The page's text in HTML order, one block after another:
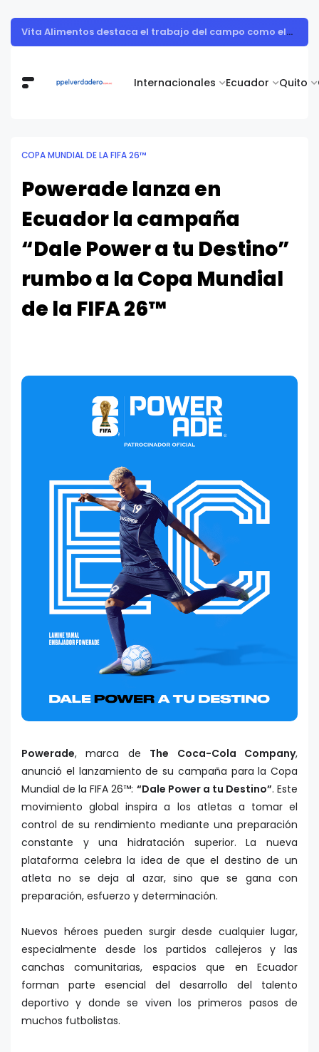
Internacionales Ecuador Quito
Muestra de arte contemporáneo reunió a cuerpo diplomático y artistas nacionales en la Academia Diplomática Galo Plaza
COPA MUNDIAL DE LA FIFA 26™
Powerade lanza en
Ecuador la campaña
“Dale Power a tu Destino”
rumbo a la Copa Mundial
de la FIFA 26™
Powerade, marca de The Coca-Cola Company,
anunció el lanzamiento de su campaña para la Copa
Mundial de la FIFA 26™: “Dale Power a tu Destino”. Este
movimiento global inspira a los atletas a tomar el
control de su rendimiento mediante una preparación
constante y una hidratación superior. La nueva
plataforma celebra la idea de que el destino de un
atleta no se deja al azar, sino que se gana con
preparación, esfuerzo y determinación.
Nuevos héroes pueden surgir desde cualquier lugar,
especialmente desde los partidos callejeros y las
canchas comunitarias, espacios que en Ecuador
forman parte esencial del desarrollo del talento
deportivo y donde se viven los primeros pasos de
muchos futbolistas.